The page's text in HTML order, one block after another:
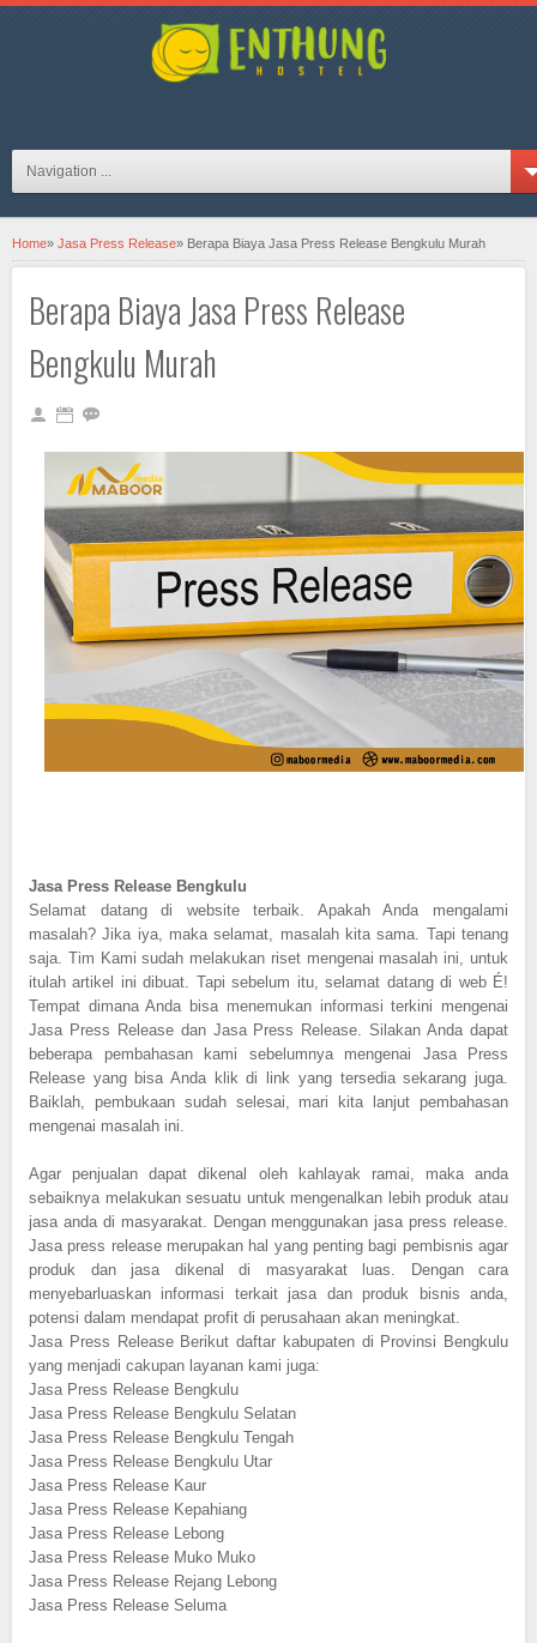
Navigation ...
Home» Jasa Press Release» Berapa Biaya Jasa Press Release Bengkulu Murah
Berapa Biaya Jasa Press Release
Bengkulu Murah
Jasa Press Release Bengkulu
Selamat datang di website terbaik. Apakah Anda mengalami
masalah? Jika iya, maka selamat, masalah kita sama. Tapi tenang
saja. Tim Kami sudah melakukan riset mengenai masalah ini, untuk
itulah artikel ini dibuat. Tapi sebelum itu, selamat datang di web É!
Tempat dimana Anda bisa menemukan informasi terkini mengenai
Jasa Press Release dan Jasa Press Release. Silakan Anda dapat
beberapa pembahasan kami sebelumnya mengenai Jasa Press
Release yang bisa Anda klik di link yang tersedia sekarang juga.
Baiklah, pembukaan sudah selesai, mari kita lanjut pembahasan
mengenai masalah ini.
Agar penjualan dapat dikenal oleh kahlayak ramai, maka anda
sebaiknya melakukan sesuatu untuk mengenalkan lebih produk atau
jasa anda di masyarakat. Dengan menggunakan jasa press release.
Jasa press release merupakan hal yang penting bagi pembisnis agar
produk dan jasa dikenal di masyarakat luas. Dengan cara
menyebarluaskan informasi terkait jasa dan produk bisnis anda,
potensi dalam mendapat profit di perusahaan akan meningkat.
Jasa Press Release Berikut daftar kabupaten di Provinsi Bengkulu
yang menjadi cakupan layanan kami juga:
Jasa Press Release Bengkulu
Jasa Press Release Bengkulu Selatan
Jasa Press Release Bengkulu Tengah
Jasa Press Release Bengkulu Utar
Jasa Press Release Kaur
Jasa Press Release Kepahiang
Jasa Press Release Lebong
Jasa Press Release Muko Muko
Jasa Press Release Rejang Lebong
Jasa Press Release Seluma